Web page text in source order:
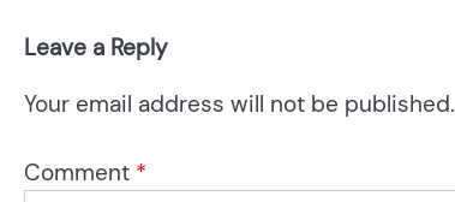
Leave a Reply
Your email address will not be published.
Comment *